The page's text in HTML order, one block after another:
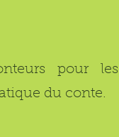
pour les
du conte.